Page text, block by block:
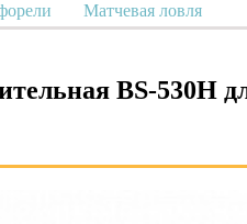
Матчевая ловля
BS-530H